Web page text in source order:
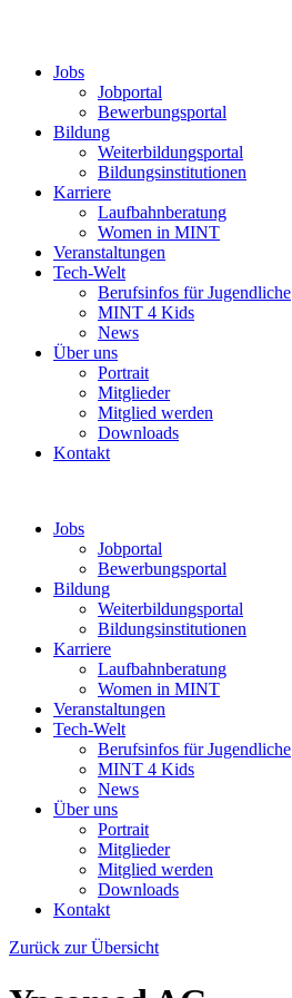
Jobs
Jobportal
Bewerbungsportal
Bildung
Weiterbildungsportal
Bildungsinstitutionen
Karriere
Laufbahnberatung
Women in MINT
Veranstaltungen
Tech-Welt
Berufsinfos für Jugendliche
MINT 4 Kids
News
Über uns
Portrait
Mitglieder
Mitglied werden
Downloads
Kontakt
Jobs
Jobportal
Bewerbungsportal
Bildung
Weiterbildungsportal
Bildungsinstitutionen
Karriere
Laufbahnberatung
Women in MINT
Veranstaltungen
Tech-Welt
Berufsinfos für Jugendliche
MINT 4 Kids
News
Über uns
Portrait
Mitglieder
Mitglied werden
Downloads
Kontakt
Zurück zur Übersicht